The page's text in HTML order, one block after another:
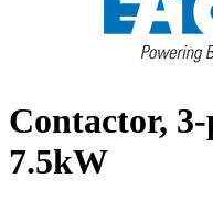
Contactor,
7.5kW